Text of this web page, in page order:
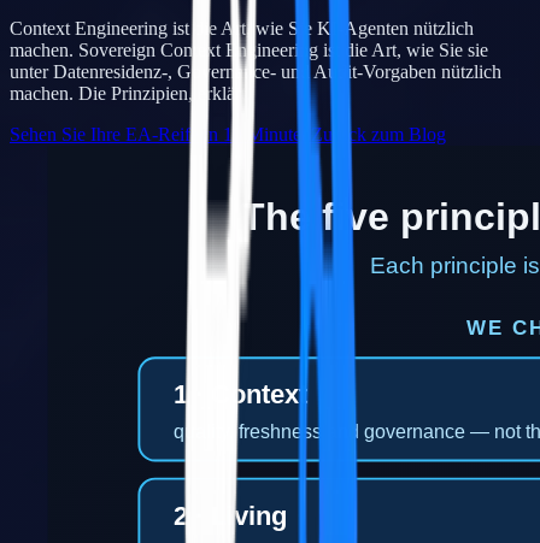
Context Engineering ist die Art, wie Sie KI-Agenten nützlich
machen. Sovereign Context Engineering ist die Art, wie Sie sie
unter Datenresidenz-, Governance- und Audit-Vorgaben nützlich
machen. Die Prinzipien, erklärt.
Sehen Sie Ihre EA-Reife in 10 Minuten Zurück zum Blog